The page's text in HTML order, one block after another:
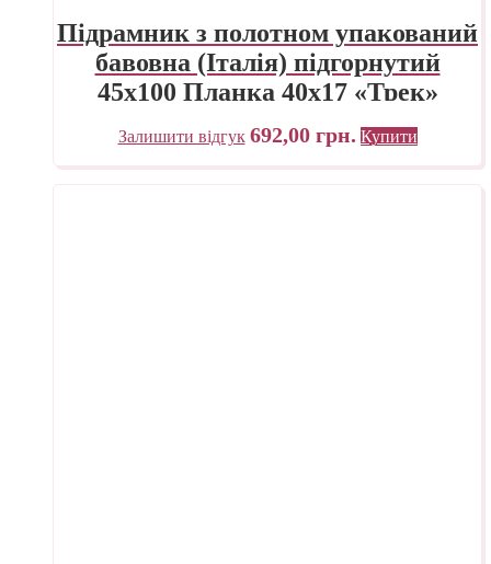
Підрамник з полотном упакований
бавовна (Італія) підгорнутий
45х100 Планка 40х17 «Трек»
Україна
Залишити відгук 692,00 грн. Купити